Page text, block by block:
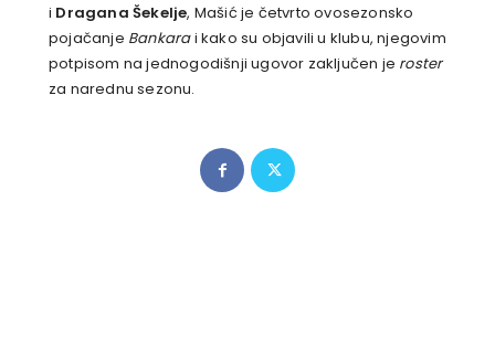
i Dragana Šekelje, Mašić je četvrto ovosezonsko
pojačanje Bankarai kako su objavili u klubu, njegovim
potpisom na jednogodišnji ugovor zaključen je roster
za narednu sezonu.